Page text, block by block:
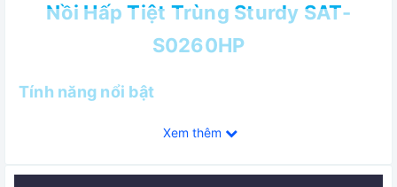
Nồi Hấp Tiệt Trùng Sturdy SAT-
S0260HP
Tính năng nổi bật
Xem thêm